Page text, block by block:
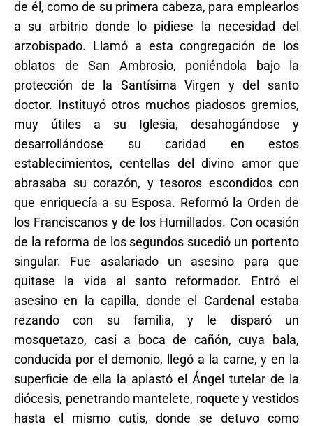
de él, como de su primera cabeza, para emplearlos
a su arbitrio donde lo pidiese la necesidad del
arzobispado. Llamó a esta congregación de los
oblatos de San Ambrosio, poniéndola bajo la
protección de la Santísima Virgen y del santo
doctor. Instituyó otros muchos piadosos gremios,
muy útiles a su Iglesia, desahogándose y
desarrollándose su caridad en estos
establecimientos, centellas del divino amor que
abrasaba su corazón, y tesoros escondidos con
que enriquecía a su Esposa. Reformó la Orden de
los Franciscanos y de los Humillados. Con ocasión
de la reforma de los segundos sucedió un portento
singular. Fue asalariado un asesino para que
quitase la vida al santo reformador. Entró el
asesino en la capilla, donde el Cardenal estaba
rezando con su familia, y le disparó un
mosquetazo, casi a boca de cañón, cuya bala,
conducida por el demonio, llegó a la carne, y en la
superficie de ella la aplastó el Ángel tutelar de la
diócesis, penetrando mantelete, roquete y vestidos
hasta el mismo cutis, donde se detuvo como